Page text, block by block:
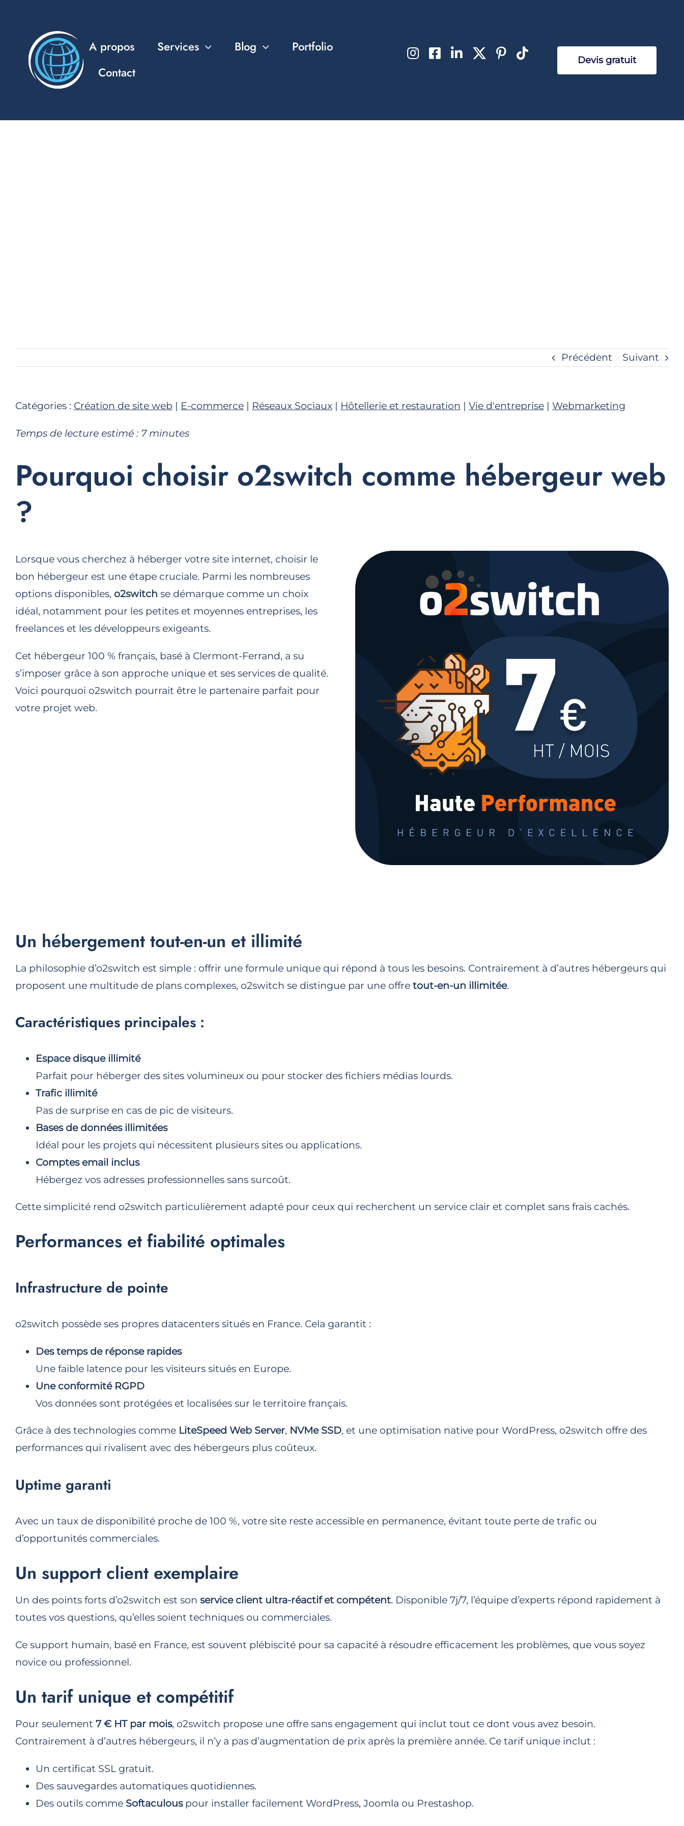
contenu
A propos Services Blog
Portfolio
Contact
Devis gratuit
Précédent Suivant
Catégories : Création de site web | E-commerce| Réseaux Sociaux| Hôtellerie et restauration | Vie d'entreprise| Webmarketing
Temps de lecture estimé : 7 minutes
Pourquoi choisir o2switch comme hébergeur web
?
Lorsque vous cherchez à héberger votre site internet, choisir le
bon hébergeur est une étape cruciale. Parmi les nombreuses
options disponibles, o2switch se démarque comme un choix
idéal, notamment pour les petites et moyennes entreprises, les
freelances et les développeurs exigeants.
Cet hébergeur 100 % français, basé à Clermont-Ferrand, a su
s’imposer grâce à son approche unique et ses services de qualité.
Voici pourquoi o2switch pourrait être le partenaire parfait pour
votre projet web.
Un hébergement tout-en-un et illimité
La philosophie d’o2switch est simple : offrir une formule unique qui répond à tous les besoins. Contrairement à d’autres hébergeurs qui
proposent une multitude de plans complexes, o2switch se distingue par une offre tout-en-un illimitée.
Caractéristiques principales :
Espace disque illimité
Parfait pour héberger des sites volumineux ou pour stocker des fichiers médias lourds.
Trafic illimité
Pas de surprise en cas de pic de visiteurs.
Bases de données illimitées
Idéal pour les projets qui nécessitent plusieurs sites ou applications.
Comptes email inclus
Hébergez vos adresses professionnelles sans surcoût.
Cette simplicité rend o2switch particulièrement adapté pour ceux qui recherchent un service clair et complet sans frais cachés.
Performances et fiabilité optimales
Infrastructure de pointe
o2switch possède ses propres datacenters situés en France. Cela garantit :
Des temps de réponse rapides
Une faible latence pour les visiteurs situés en Europe.
Une conformité RGPD
Vos données sont protégées et localisées sur le territoire français.
Grâce à des technologies comme LiteSpeed Web Server, NVMe SSD, et une optimisation native pour WordPress, o2switch offre des
performances qui rivalisent avec des hébergeurs plus coûteux.
Uptime garanti
Avec un taux de disponibilité proche de 100 %, votre site reste accessible en permanence, évitant toute perte de trafic ou
d’opportunités commerciales.
Un support client exemplaire
Un des points forts d’o2switch est son service client ultra-réactif et compétent. Disponible 7j/7, l’équipe d’experts répond rapidement à
toutes vos questions, qu’elles soient techniques ou commerciales.
Ce support humain, basé en France, est souvent plébiscité pour sa capacité à résoudre efficacement les problèmes, que vous soyez
novice ou professionnel.
Un tarif unique et compétitif
Pour seulement 7 € HT par mois, o2switch propose une offre sans engagement qui inclut tout ce dont vous avez besoin.
Contrairement à d’autres hébergeurs, il n’y a pas d’augmentation de prix après la première année. Ce tarif unique inclut :
Un certificat SSL gratuit.
Des sauvegardes automatiques quotidiennes.
Des outils comme Softaculouspour installer facilement WordPress, Joomla ou Prestashop.